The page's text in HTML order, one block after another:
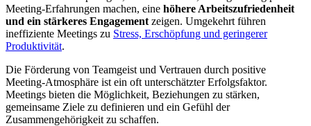
Meeting-Erfahrungen machen, eine höhere Arbeitszufriedenheit
und ein stärkeres Engagement zeigen. Umgekehrt führen
ineffiziente Meetings zu Stress, Erschöpfung und geringerer
Produktivität.
Die Förderung von Teamgeist und Vertrauen durch positive
Meeting-Atmosphäre ist ein oft unterschätzter Erfolgsfaktor.
Meetings bieten die Möglichkeit, Beziehungen zu stärken,
gemeinsame Ziele zu definieren und ein Gefühl der
Zusammengehörigkeit zu schaffen.